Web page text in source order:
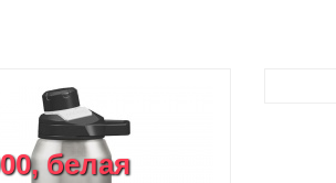
белая